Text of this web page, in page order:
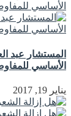
المستشار عبد
الأساسي
يناير 19, 2017